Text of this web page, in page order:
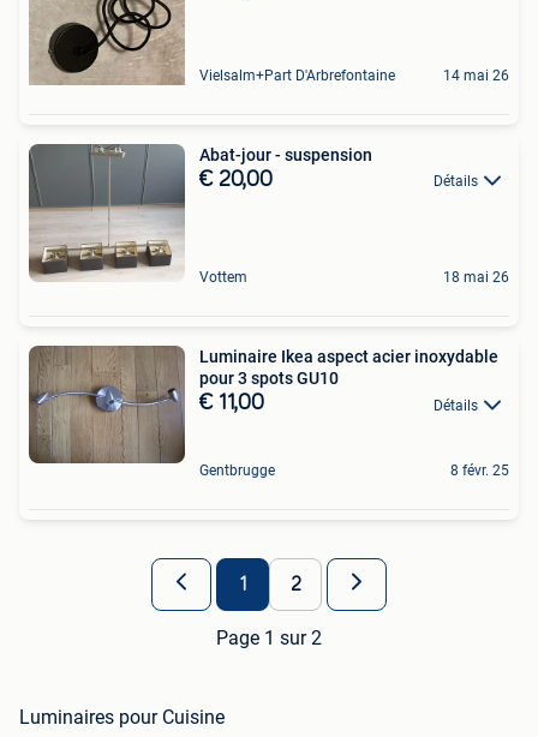
Vielsalm+Part D'Arbrefontaine 14 mai 26
Abat-jour - suspension
€ 20,00 Détails
Vottem 18 mai 26
Luminaire Ikea aspect acier inoxydable
pour 3 spots GU10
€ 11,00 Détails
Gentbrugge 8 févr. 25
1 2
Page 1 sur 2
Luminaires pour Cuisine